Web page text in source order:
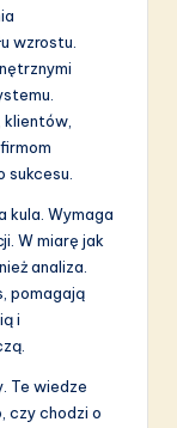
wzrostu.
kula. Wymaga
W miarę jak
analiza.
pomagają
i
Te wiedze
czy chodzi o